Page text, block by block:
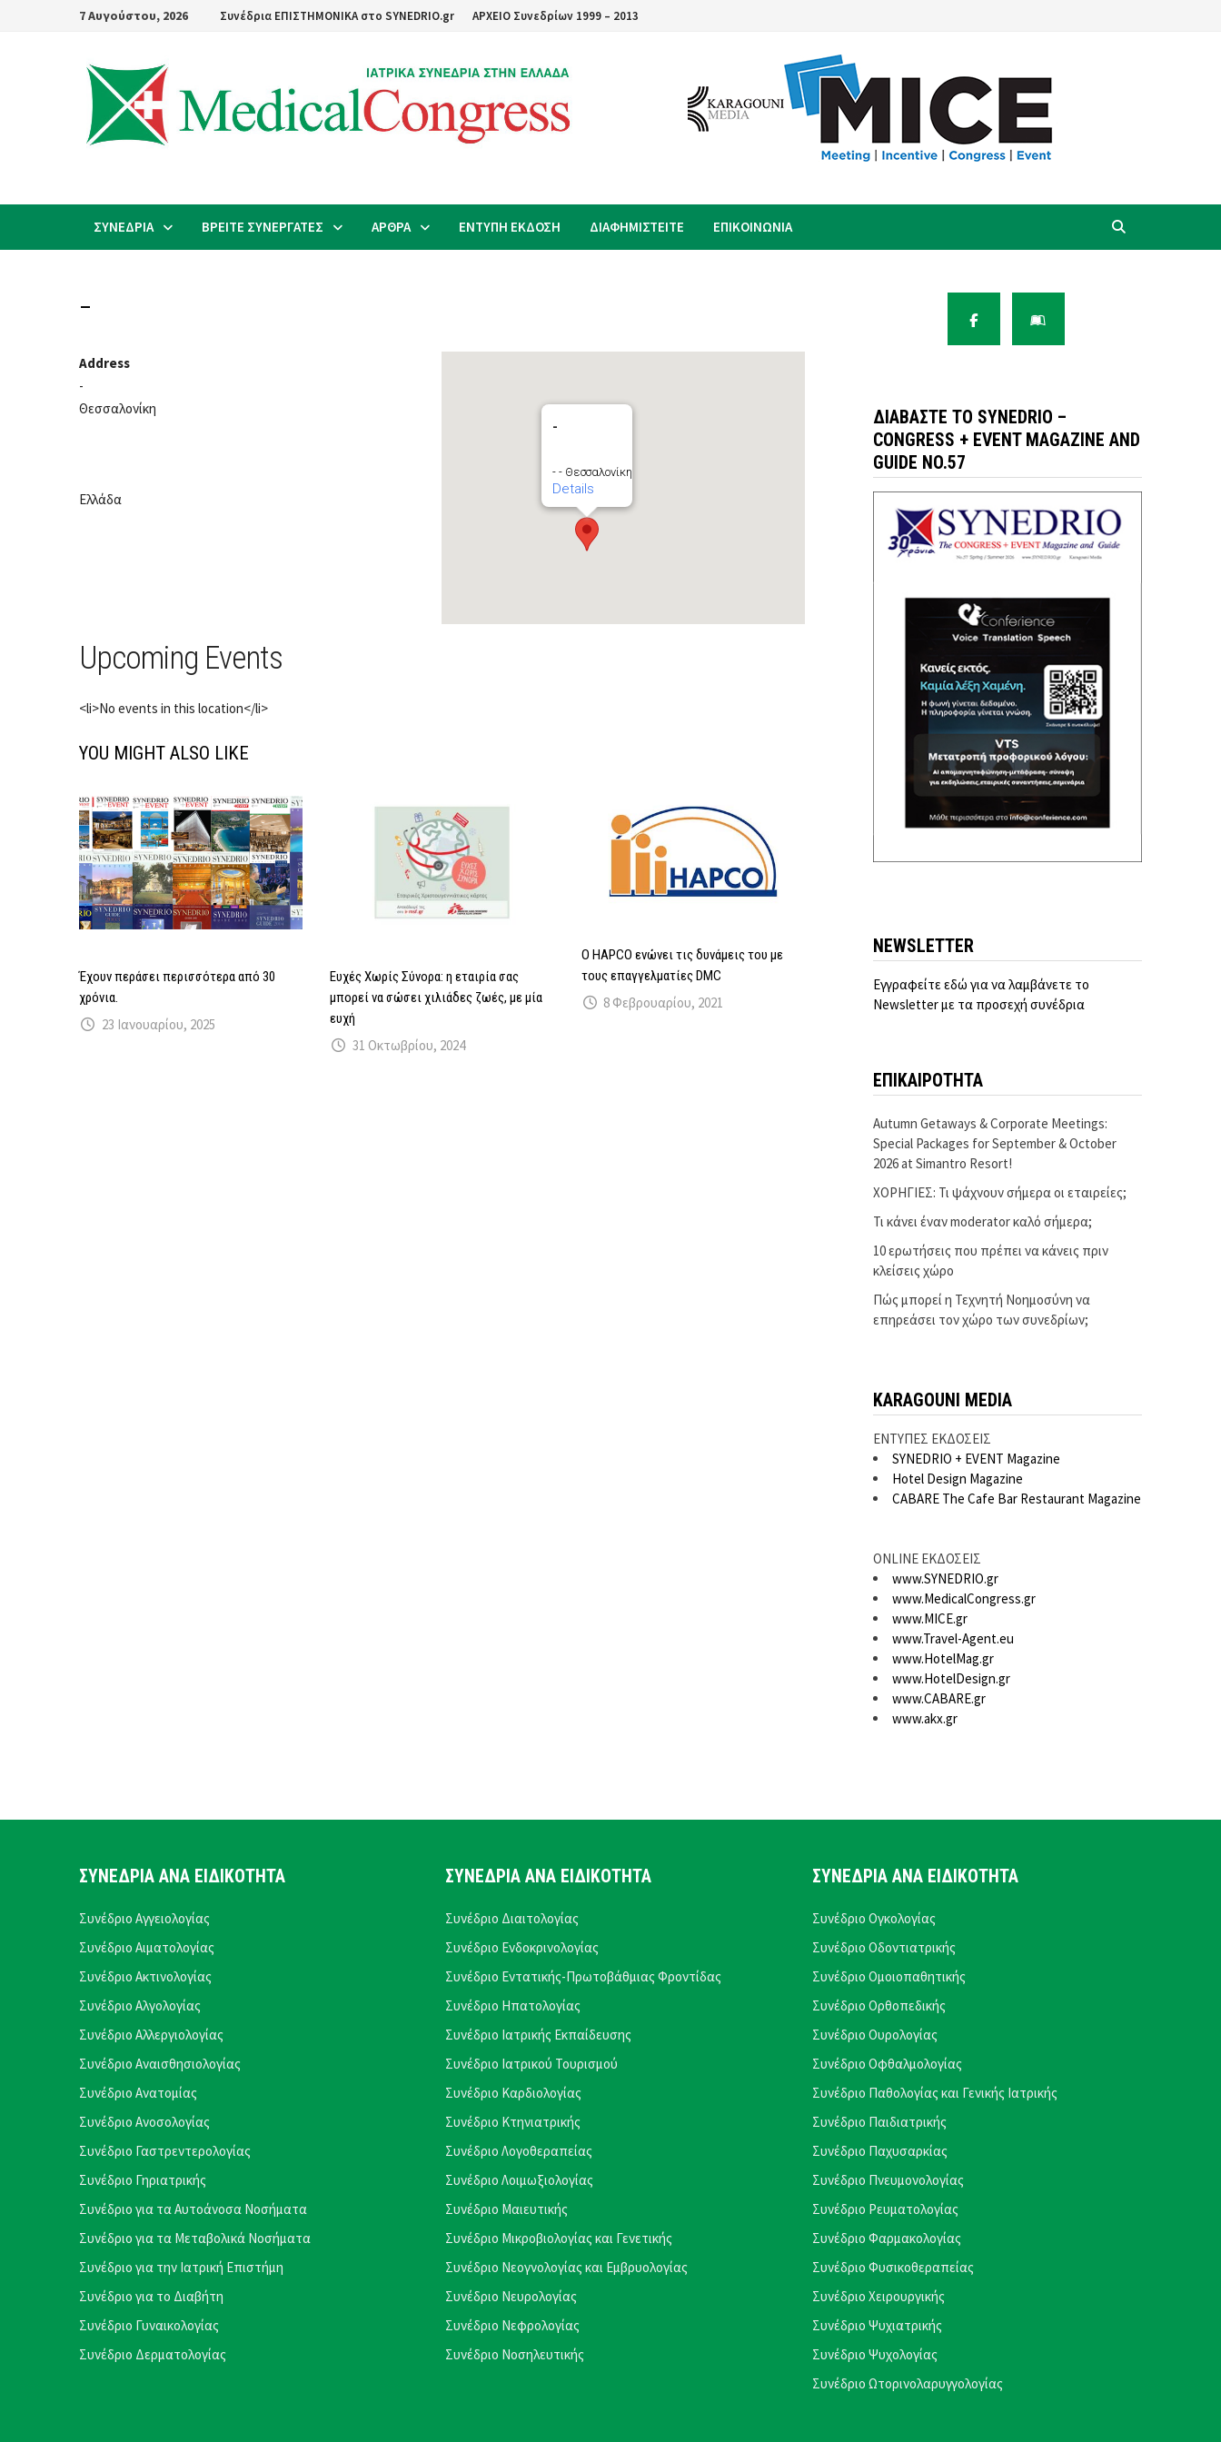
7 Αυγούστου, 2026 Συνέδρια ΕΠΙΣΤΗΜΟΝΙΚΑ στο SYNEDRIO.gr ΑΡΧΕΙΟ Συνεδρίων 1999 – 2013
ΣΥΝΕΔΡΙΑ ΒΡΕΙΤΕ ΣΥΝΕΡΓΑΤΕΣ ΑΡΘΡΑ ΕΝΤΥΠΗ ΕΚΔΟΣΗ ΔΙΑΦΗΜΙΣΤΕΙΤΕ ΕΠΙΚΟΙΝΩΝΙΑ
–
-
- - Θεσσαλονίκη
Details
Address
-
Θεσσαλονίκη
Ελλάδα
Upcoming Events
<li>No events in this location</li>
YOU MIGHT ALSO LIKE
Έχουν περάσει περισσότερα από 30
χρόνια.
23 Ιανουαρίου, 2025
Ευχές Χωρίς Σύνορα: η εταιρία σας
μπορεί να σώσει χιλιάδες ζωές, με μία
ευχή
31 Οκτωβρίου, 2024
O HAPCO ενώνει τις δυνάμεις του με
τους επαγγελματίες DMC
8 Φεβρουαρίου, 2021
ΔΙΑΒΆΣΤΕ ΤΟ SYNEDRIO –
CONGRESS + EVENT MAGAZINE AND
GUIDE NO.57
NEWSLETTER
Εγγραφείτε εδώ για να λαμβάνετε το
Newsletter με τα προσεχή συνέδρια
ΕΠΙΚΑΙΡΟΤΗΤΑ
Autumn Getaways & Corporate Meetings:
Special Packages for September & October
2026 at Simantro Resort!
ΧΟΡΗΓΙΕΣ: Τι ψάχνουν σήμερα οι εταιρείες;
Τι κάνει έναν moderator καλό σήμερα;
10 ερωτήσεις που πρέπει να κάνεις πριν
κλείσεις χώρο
Πώς μπορεί η Τεχνητή Νοημοσύνη να
επηρεάσει τον χώρο των συνεδρίων;
KARAGOUNI MEDIA
ΕΝΤΥΠΕΣ ΕΚΔΟΣΕΙΣ
SYNEDRIO + EVENT Magazine
Hotel Design Magazine
CABARE The Cafe Bar Restaurant Magazine
ONLINE ΕΚΔΟΣΕΙΣ
www.SYNEDRIO.gr
www.MedicalCongress.gr
www.MICE.gr
www.Travel-Agent.eu
www.HotelMag.gr
www.HotelDesign.gr
www.CABARE.gr
www.akx.gr
ΣΥΝΕΔΡΙΑ ΑΝΑ ΕΙΔΙΚΟΤΗΤΑ
Συνέδριο Αγγειολογίας
Συνέδριο Αιματολογίας
Συνέδριο Ακτινολογίας
Συνέδριο Αλγολογίας
Συνέδριο Αλλεργιολογίας
Συνέδριο Αναισθησιολογίας
Συνέδριο Ανατομίας
Συνέδριο Ανοσολογίας
Συνέδριο Γαστρεντερολογίας
Συνέδριο Γηριατρικής
Συνέδριο για τα Αυτοάνοσα Νοσήματα
Συνέδριο για τα Μεταβολικά Νοσήματα
Συνέδριο για την Ιατρική Επιστήμη
Συνέδριο για το Διαβήτη
Συνέδριο Γυναικολογίας
Συνέδριο Δερματολογίας
ΣΥΝΕΔΡΙΑ ΑΝΑ ΕΙΔΙΚΟΤΗΤΑ
Συνέδριο Διαιτολογίας
Συνέδριο Ενδοκρινολογίας
Συνέδριο Εντατικής-Πρωτοβάθμιας Φροντίδας
Συνέδριο Ηπατολογίας
Συνέδριο Ιατρικής Εκπαίδευσης
Συνέδριο Ιατρικού Τουρισμού
Συνέδριο Καρδιολογίας
Συνέδριο Κτηνιατρικής
Συνέδριο Λογοθεραπείας
Συνέδριο Λοιμωξιολογίας
Συνέδριο Μαιευτικής
Συνέδριο Μικροβιολογίας και Γενετικής
Συνέδριο Νεογνολογίας και Εμβρυολογίας
Συνέδριο Νευρολογίας
Συνέδριο Νεφρολογίας
Συνέδριο Νοσηλευτικής
ΣΥΝΕΔΡΙΑ ΑΝΑ ΕΙΔΙΚΟΤΗΤΑ
Συνέδριο Ογκολογίας
Συνέδριο Οδοντιατρικής
Συνέδριο Ομοιοπαθητικής
Συνέδριο Ορθοπεδικής
Συνέδριο Ουρολογίας
Συνέδριο Οφθαλμολογίας
Συνέδριο Παθολογίας και Γενικής Ιατρικής
Συνέδριο Παιδιατρικής
Συνέδριο Παχυσαρκίας
Συνέδριο Πνευμονολογίας
Συνέδριο Ρευματολογίας
Συνέδριο Φαρμακολογίας
Συνέδριο Φυσικοθεραπείας
Συνέδριο Χειρουργικής
Συνέδριο Ψυχιατρικής
Συνέδριο Ψυχολογίας
Συνέδριο Ωτορινολαρυγγολογίας